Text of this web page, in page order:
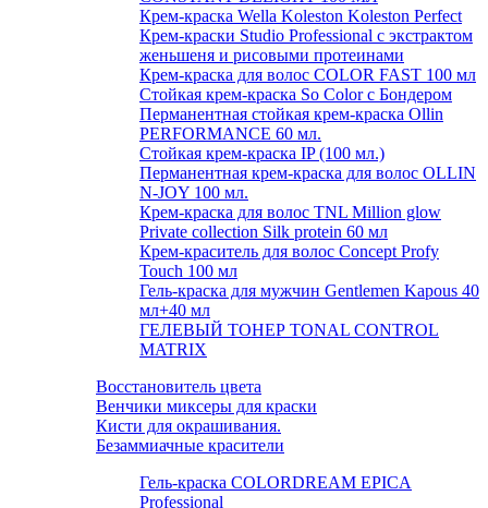
Крем-краска Wella Koleston Koleston Perfect
Крем-краски Studio Professional с экстрактом
женьшеня и рисовыми протеинами
Крем-краска для волос COLOR FAST 100 мл
Стойкая крем-краска So Color с Бондером
Перманентная стойкая крем-краска Ollin
PERFORMANCE 60 мл.
Стойкая крем-краска IP (100 мл.)
Перманентная крем-краска для волос OLLIN
N-JOY 100 мл.
Крем-краска для волос TNL Million glow
Private collection Silk protein 60 мл
Крем-краситель для волос Concept Profy
Touch 100 мл
Гель-краска для мужчин Gentlemen Kapous 40
мл+40 мл
ГЕЛЕВЫЙ ТОНЕР TONAL CONTROL
MATRIX
Восстановитель цвета
Венчики миксеры для краски
Кисти для окрашивания.
Безаммиачные красители
Гель-краска COLORDREAM EPICA
Professional